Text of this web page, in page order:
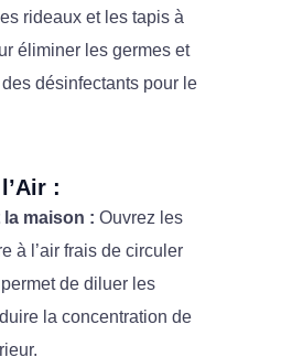
rideaux et les tapis à
éliminer les germes et
désinfectants pour le
:
maison : Ouvrez les
à l’air frais de circuler
de diluer les
la concentration de